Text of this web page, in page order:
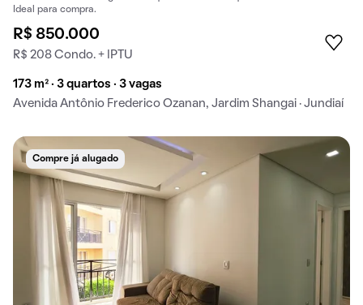
Ideal para compra.
R$ 850.000
R$ 208 Condo. + IPTU
173 m² · 3 quartos · 3 vagas
Avenida Antônio Frederico Ozanan, Jardim Shangai · Jundiaí
Compre já alugado